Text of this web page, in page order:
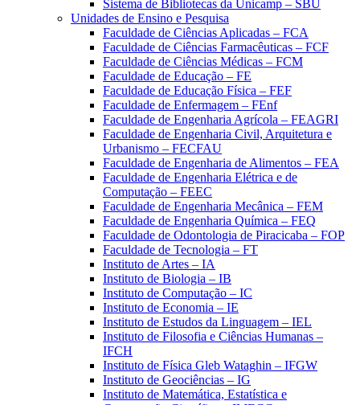
Sistema de Bibliotecas da Unicamp – SBU
Unidades de Ensino e Pesquisa
Faculdade de Ciências Aplicadas – FCA
Faculdade de Ciências Farmacêuticas – FCF
Faculdade de Ciências Médicas – FCM
Faculdade de Educação – FE
Faculdade de Educação Física – FEF
Faculdade de Enfermagem – FEnf
Faculdade de Engenharia Agrícola – FEAGRI
Faculdade de Engenharia Civil, Arquitetura e
Urbanismo – FECFAU
Faculdade de Engenharia de Alimentos – FEA
Faculdade de Engenharia Elétrica e de
Computação – FEEC
Faculdade de Engenharia Mecânica – FEM
Faculdade de Engenharia Química – FEQ
Faculdade de Odontologia de Piracicaba – FOP
Faculdade de Tecnologia – FT
Instituto de Artes – IA
Instituto de Biologia – IB
Instituto de Computação – IC
Instituto de Economia – IE
Instituto de Estudos da Linguagem – IEL
Instituto de Filosofia e Ciências Humanas –
IFCH
Instituto de Física Gleb Wataghin – IFGW
Instituto de Geociências – IG
Instituto de Matemática, Estatística e